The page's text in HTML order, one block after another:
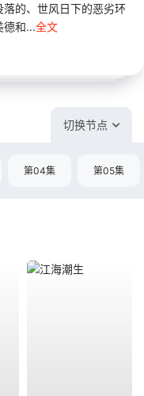
的、世风日下的恶劣环
德和...全文
切换节点
第04集 第05集